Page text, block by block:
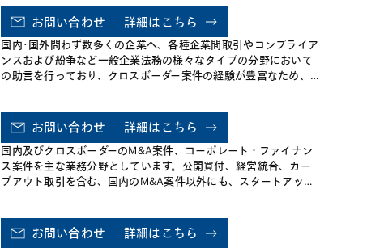
お問い合わせ 詳細はこちら
国内･国外問わず数多くの企業へ、各種企業間取引やコンプライア
ンスおよび紛争など一般企業法務の様々なタイプの分野において
の助言を行っており、クロスボーダー案件の経験が豊富なため、
内外の金融機関及びファンドに対し各種バンキング取引案件・不
動産証券化案件や金融規制等にかかる助言などの金融法務案件も
多数取扱っております。
お問い合わせ 詳細はこちら
国内及びクロスボーダーのM&A案件、コーポレート・ファイナン
ス案件を主な業務分野としています。公開買付、経営統合、カー
ブアウト取引を含む、国内のM&A案件以外にも、スタートアップ
対応等のサポートを行っています。
お問い合わせ 詳細はこちら